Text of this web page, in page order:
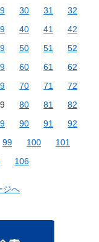
30 31
32
40 41
42
50 51
52
60 61
62
70 71
72
80 81
82
90 91
92
99 100
101
106
ジへ